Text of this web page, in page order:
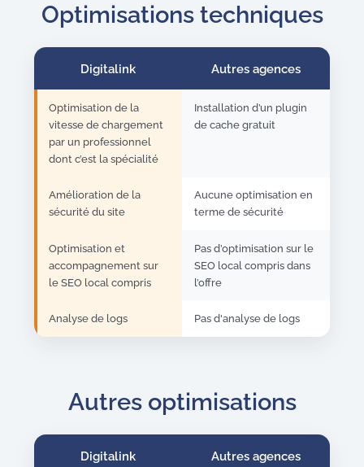
Optimisations techniques
Digitalink Autres agences
Optimisation de la
vitesse de chargement
par un professionnel
dont c’est la spécialité
Installation d’un plugin
de cache gratuit
Amélioration de la
sécurité du site
Aucune optimisation en
terme de sécurité
Optimisation et
accompagnement sur
le SEO local compris
Pas d’optimisation sur le
SEO local compris dans
l’offre
Analyse de logs Pas d'analyse de logs
Autres optimisations
Digitalink Autres agences